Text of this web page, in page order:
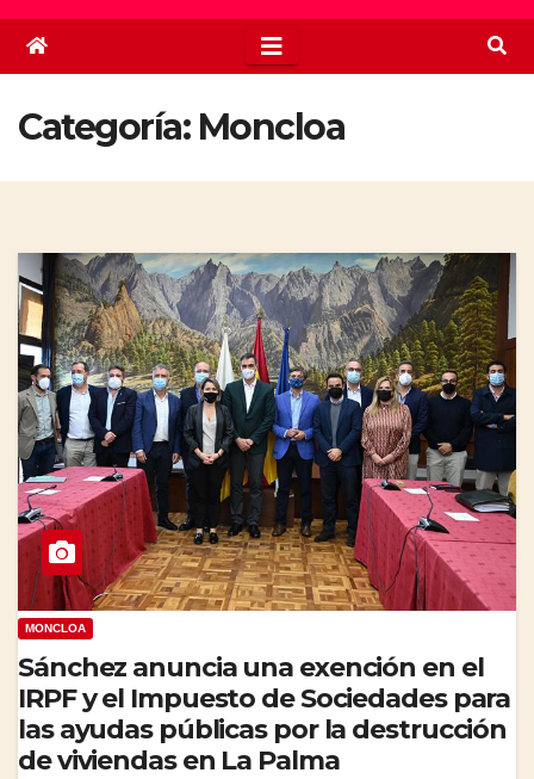
Categoría: Moncloa
MONCLOA
Sánchez anuncia una exención en el
IRPF y el Impuesto de Sociedades para
las ayudas públicas por la destrucción
de viviendas en La Palma